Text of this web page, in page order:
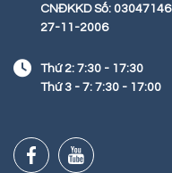
CNĐKKD Số:
27-11-2006
Thứ 2: 7:30 - 17:30
Thứ 3 - 7: 7:30 - 17:00